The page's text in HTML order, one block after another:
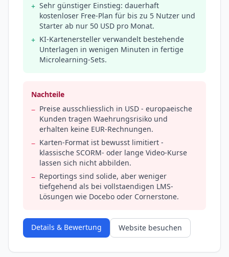
+ Sehr günstiger Einstieg: dauerhaft
kostenloser Free-Plan für bis zu 5 Nutzer und
Starter ab nur 50 USD pro Monat.
+ KI-Kartenersteller verwandelt bestehende
Unterlagen in wenigen Minuten in fertige
Microlearning-Sets.
Nachteile
− Preise ausschliesslich in USD - europaeische
Kunden tragen Waehrungsrisiko und
erhalten keine EUR-Rechnungen.
− Karten-Format ist bewusst limitiert -
klassische SCORM- oder lange Video-Kurse
lassen sich nicht abbilden.
− Reportings sind solide, aber weniger
tiefgehend als bei vollstaendigen LMS-
Lösungen wie Docebo oder Cornerstone.
Details & Bewertung Website besuchen